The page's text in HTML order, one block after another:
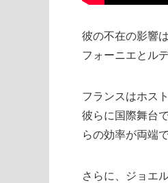
彼の不在の影響
フォーニエとル
フランスはホス
彼らに国際舞台
らの効率が両端
さらに、ジョエ